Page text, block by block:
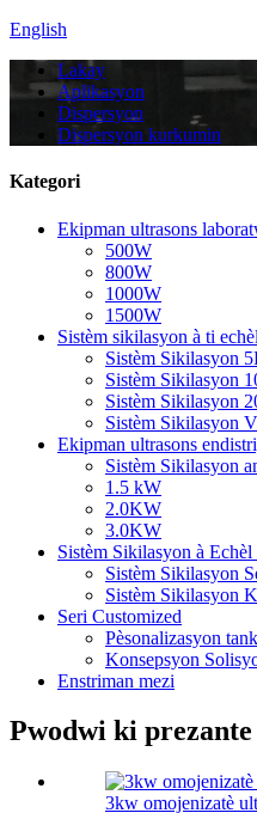
English
Lakay
Aplikasyon
Dispersyon
Dispersyon kurkumin
Kategori
Ekipman ultrasons
500W
800W
1000W
1500W
Sistèm sikilasyon à ti echèl
Sistèm Sikilasyon
Sistèm Sikilasyon
Sistèm Sikilasyon
Sistèm Sikilasyon
Ekipman ultrasons
Sistèm Sikilasyon
1.5 kW
2.0KW
3.0KW
Sistèm Sikilasyon à
Sistèm Sikilasyon
Sistèm Sikilasyon
Seri Customized
Pèsonalizasyon
Konsepsyon
Enstriman mezi
Pwodwi ki prezante
3kw omojenizatè